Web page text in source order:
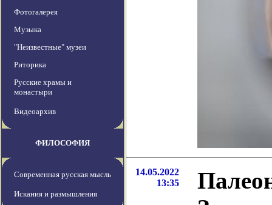
Фотогалерея
Музыка
"Неизвестные" музеи
Риторика
Русские храмы и
монастыри
Видеоархив
ФИЛОСОФИЯ
Современная русская мысль
Искания и размышления
14.05.2022
13:35